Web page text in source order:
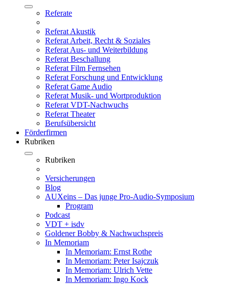
Referate
Referat Akustik
Referat Arbeit, Recht & Soziales
Referat Aus- und Weiterbildung
Referat Beschallung
Referat Film Fernsehen
Referat Forschung und Entwicklung
Referat Game Audio
Referat Musik- und Wortproduktion
Referat VDT-Nachwuchs
Referat Theater
Berufsübersicht
Förderfirmen
Rubriken
Rubriken
Versicherungen
Blog
AUXeins – Das junge Pro-Audio-Symposium
Program
Podcast
VDT + isdv
Goldener Bobby & Nachwuchspreis
In Memoriam
In Memoriam: Ernst Rothe
In Memoriam: Peter Isajczuk
In Memoriam: Ulrich Vette
In Memoriam: Ingo Kock